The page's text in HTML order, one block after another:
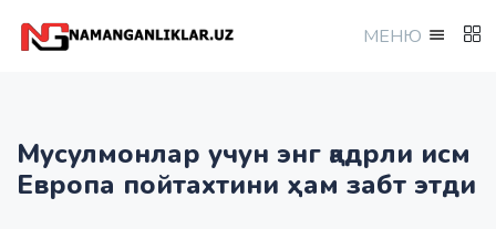
МEНЮ
Мусулмонлар учун энг қадрли исм
Европа пойтахтини ҳам забт этди